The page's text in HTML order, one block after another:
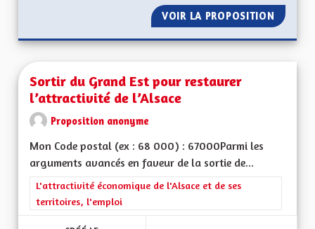
VOIR LA PROPOSITION
Sortir du Grand Est pour restaurer
l’attractivité de l’Alsace
Proposition anonyme
Mon Code postal (ex : 68 000) : 67000Parmi les
arguments avancés en faveur de la sortie de...
Filtrer les résultats de la catégorie : L'attractivité
L'attractivité économique de l'Alsace et de ses
territoires, l'emploi